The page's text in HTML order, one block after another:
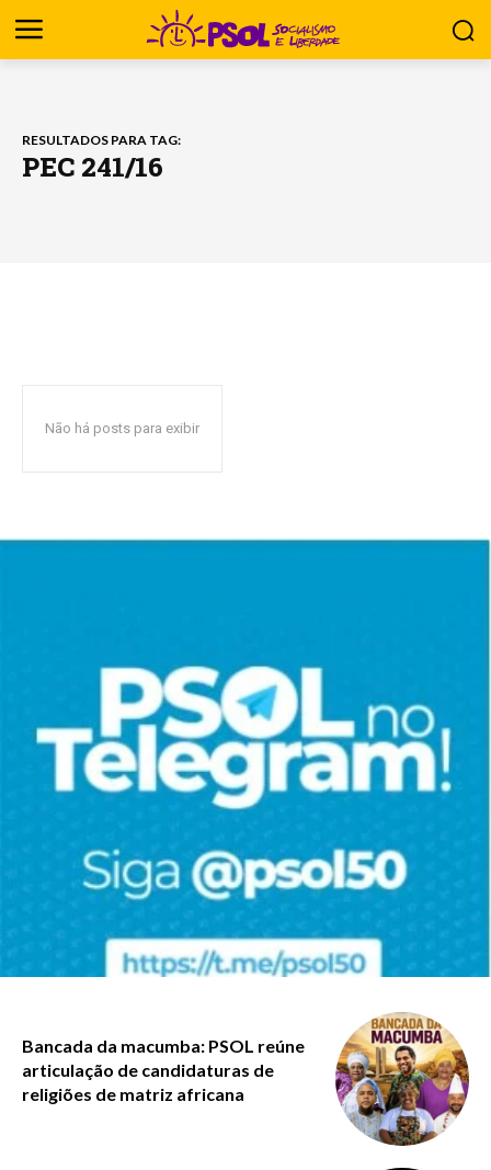
RESULTADOS PARA TAG:
PEC 241/16
Não há posts para exibir
Bancada da macumba: PSOL reúne
articulação de candidaturas de
religiões de matriz africana